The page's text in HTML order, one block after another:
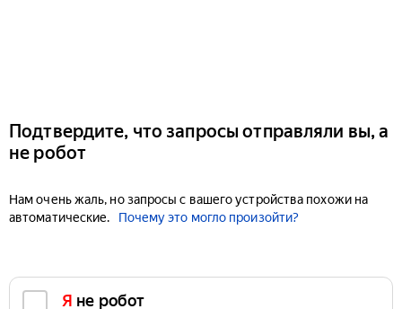
Подтвердите, что запросы отправляли вы, а
не робот
Нам очень жаль, но запросы с вашего устройства похожи на
автоматические.
Почему это могло произойти?
Я не робот